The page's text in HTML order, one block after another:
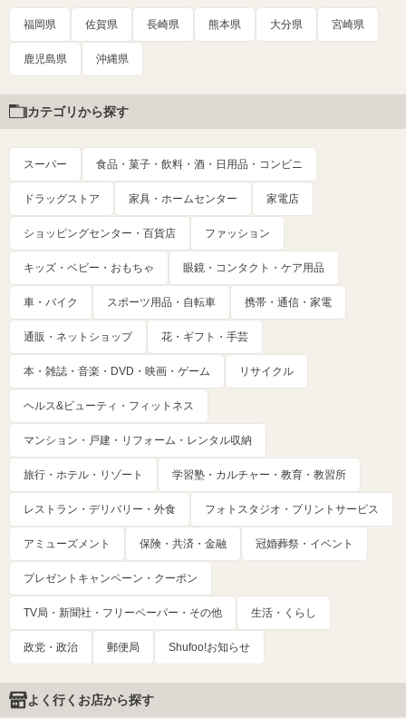
福岡県 佐賀県 長崎県 熊本県 大分県 宮崎県
鹿児島県 沖縄県
カテゴリから探す
スーパー 食品・菓子・飲料・酒・日用品・コンビニ
ドラッグストア 家具・ホームセンター 家電店
ショッピングセンター・百貨店 ファッション
キッズ・ベビー・おもちゃ 眼鏡・コンタクト・ケア用品
車・バイク スポーツ用品・自転車 携帯・通信・家電
通販・ネットショップ 花・ギフト・手芸
本・雑誌・音楽・DVD・映画・ゲーム リサイクル
ヘルス&ビューティ・フィットネス
マンション・戸建・リフォーム・レンタル収納
旅行・ホテル・リゾート 学習塾・カルチャー・教育・教習所
レストラン・デリバリー・外食 フォトスタジオ・プリントサービス
アミューズメント 保険・共済・金融 冠婚葬祭・イベント
プレゼントキャンペーン・クーポン
TV局・新聞社・フリーペーパー・その他 生活・くらし
政党・政治 郵便局 Shufoo!お知らせ
よく行くお店から探す